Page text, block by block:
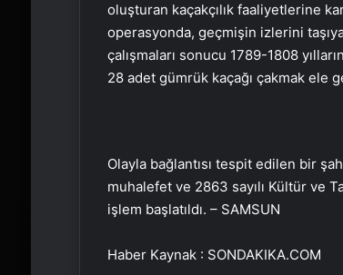
oluşturan kaçakçılık faaliyetlerine
operasyonda, geçmişin izlerini
çalışmaları sonucu 1789-1808
28 adet gümrük kaçağı çakmak ele
Olayla bağlantısı tespit edilen bir
muhalefet ve 2863 sayılı Kültür ve
işlem başlatıldı. – SAMSUN
Haber Kaynak : SONDAKIKA.COM